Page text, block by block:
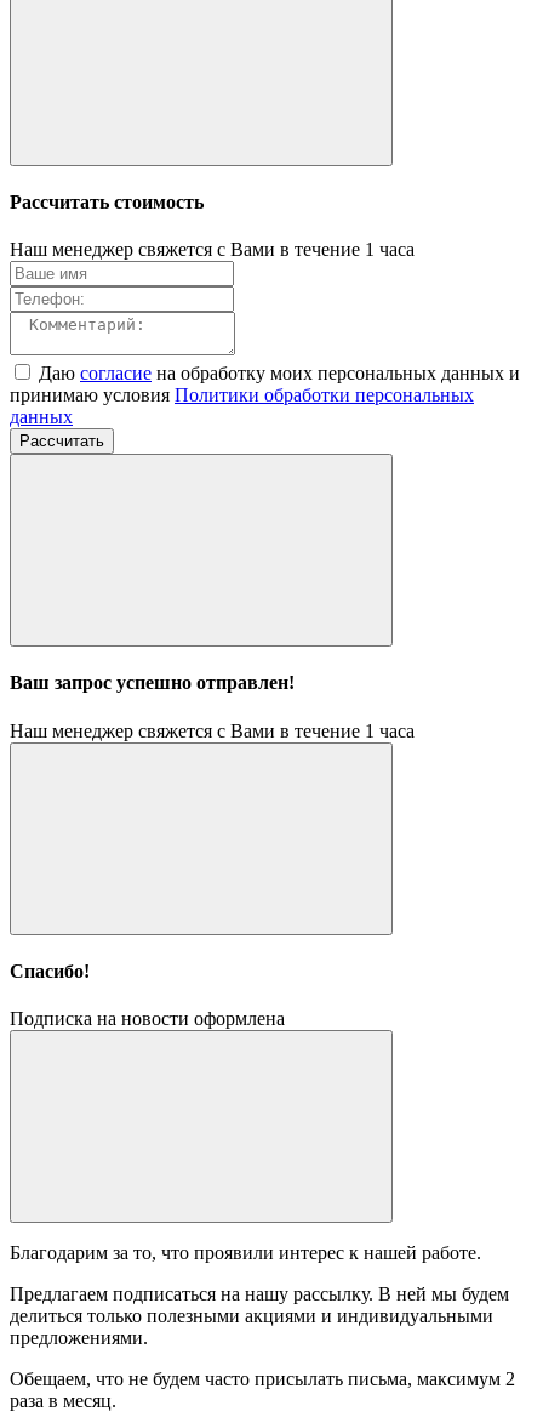
Рассчитать стоимость
Наш менеджер свяжется с Вами в течение 1 часа
Даю согласие на обработку моих персональных данных и
принимаю условия Политики обработки персональных
данных
Рассчитать
Ваш запрос успешно отправлен!
Наш менеджер свяжется с Вами в течение 1 часа
Спасибо!
Подписка на новости оформлена
Благодарим за то, что проявили интерес к нашей работе.
Предлагаем подписаться на нашу рассылку. В ней мы будем
делиться только полезными акциями и индивидуальными
предложениями.
Обещаем, что не будем часто присылать письма, максимум 2
раза в месяц.